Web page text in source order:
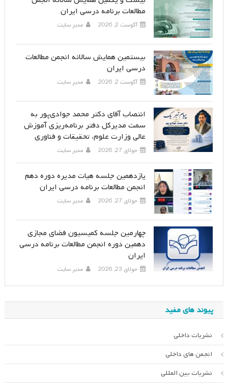
مطالعات برنامه درسی ایران
آگوست 2, 2026 مدیر سایت
بیستمین همایش سالانه انجمن مطالعات
درسی ایران
آگوست 2, 2026 مدیر سایت
انتصاب آقای دکتر محمد جوادی‌پور به
سمت مدیرکل دفتر برنامه‌ریزی آموزش
عالی وزارت علوم، تحقیقات و فناوری
جولای 27, 2026 مدیر سایت
یازدهمین جلسه هیات مدیره دوره دهم
انجمن مطالعات برنامه درسی ایران
جولای 27, 2026 مدیر سایت
چهارمین جلسه کمیسیون فضای مجازی
دهمین دوره انجمن مطالعات برنامه درسی
ایران
جولای 23, 2026 مدیر سایت
پیوند های مفید
نشریات داخلی
انجمن های داخلی
نشریات بین المللی